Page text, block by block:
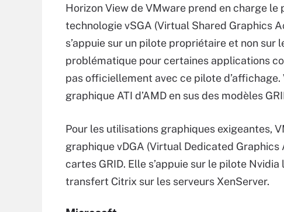
Horizon View de VMware prend en charge le
technologie vSGA (Virtual Shared Graphics
s’appuie sur un pilote propriétaire et non sur
problématique pour certaines applications
pas officiellement avec ce pilote
graphique ATI d’AMD en sus des modèles
Pour les utilisations graphiques exigeantes,
graphique vDGA (Virtual Dedicated
cartes GRID. Elle s’appuie sur le pilote
transfert Citrix sur les serveurs XenServer.